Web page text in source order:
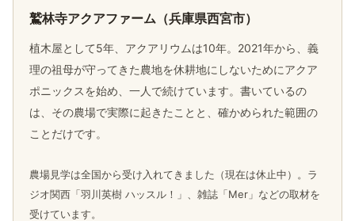
鷲林寺アクアファーム（兵庫県西宮市）
植木屋として5年、アクアリウムは10年。2021年から、義
理の祖母が守ってきた農地を休耕地にしないためにアクア
ポニックスを始め、一人で続けています。書いているの
は、その農場で実際に起きたことと、確かめられた範囲の
ことだけです。
農場見学は全国から受け入れてきました（現在は休止中）。ラ
ジオ関西「羽川英樹 ハッスル！」、雑誌「Mer」などの取材を
受けています。